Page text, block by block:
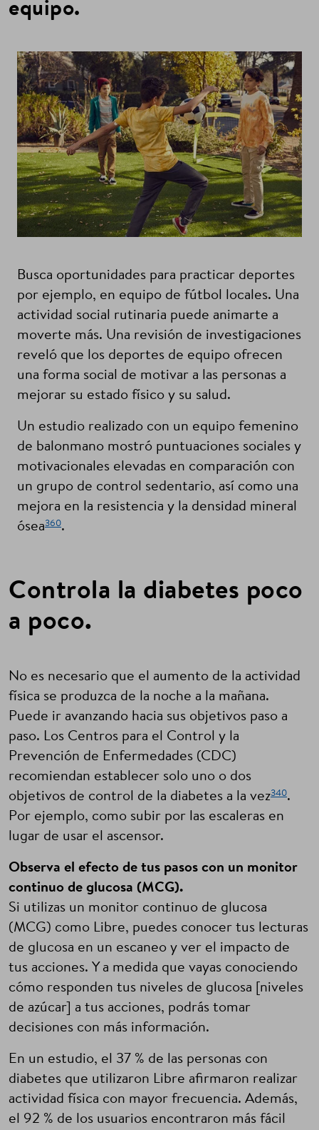
equipo.
Busca oportunidades para practicar deportes
por ejemplo, en equipo de fútbol locales. Una
actividad social rutinaria puede animarte a
moverte más. Una revisión de investigaciones
reveló que los deportes de equipo ofrecen
una forma social de motivar a las personas a
mejorar su estado físico y su salud.
Un estudio realizado con un equipo femenino
de balonmano mostró puntuaciones sociales y
motivacionales elevadas en comparación con
un grupo de control sedentario, así como una
mejora en la resistencia y la densidad mineral
ósea360.
Controla la diabetes poco
a poco.
No es necesario que el aumento de la actividad
física se produzca de la noche a la mañana.
Puede ir avanzando hacia sus objetivos paso a
paso. Los Centros para el Control y la
Prevención de Enfermedades (CDC)
recomiendan establecer solo uno o dos
objetivos de control de la diabetes a la vez340.
Por ejemplo, como subir por las escaleras en
lugar de usar el ascensor.
Observa el efecto de tus pasos con un monitor
continuo de glucosa (MCG).
Si utilizas un monitor continuo de glucosa
(MCG) como Libre, puedes conocer tus lecturas
de glucosa en un escaneo y ver el impacto de
tus acciones. Y a medida que vayas conociendo
cómo responden tus niveles de glucosa [niveles
de azúcar] a tus acciones, podrás tomar
decisiones con más información.
En un estudio, el 37 % de las personas con
diabetes que utilizaron Libre afirmaron realizar
actividad física con mayor frecuencia. Además,
el 92 % de los usuarios encontraron más fácil